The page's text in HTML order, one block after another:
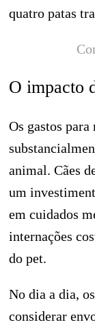
quatro patas
O impacto
Os gastos
animal. Cães
um
em cuidados
internações
do pet.
No dia a dia,
considerar